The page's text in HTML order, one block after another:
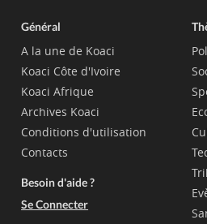
Général
A la une de Koaci
Koaci Côte d'Ivoire
Koaci Afrique
Archives Koaci
Conditions d'utilisation
Contacts
Besoin d'aide ?
Se Connecter